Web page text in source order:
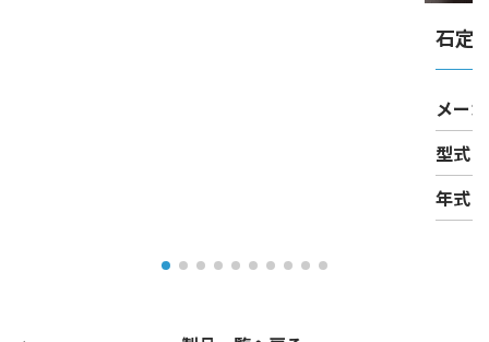
石定
メー
型式
年式